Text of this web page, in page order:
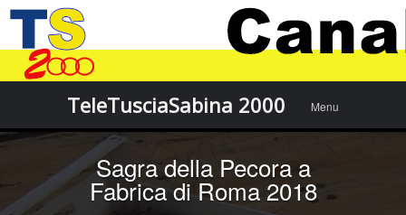
TeleTusciaSabina 2000
content
Menu
Sagra della Pecora a
Fabrica di Roma 2018